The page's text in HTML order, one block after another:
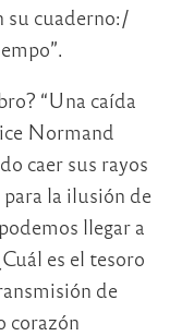
su cuaderno:/
“Una caída
Normand
caer sus rayos
la ilusión de
llegar a
es el tesoro
de
corazón